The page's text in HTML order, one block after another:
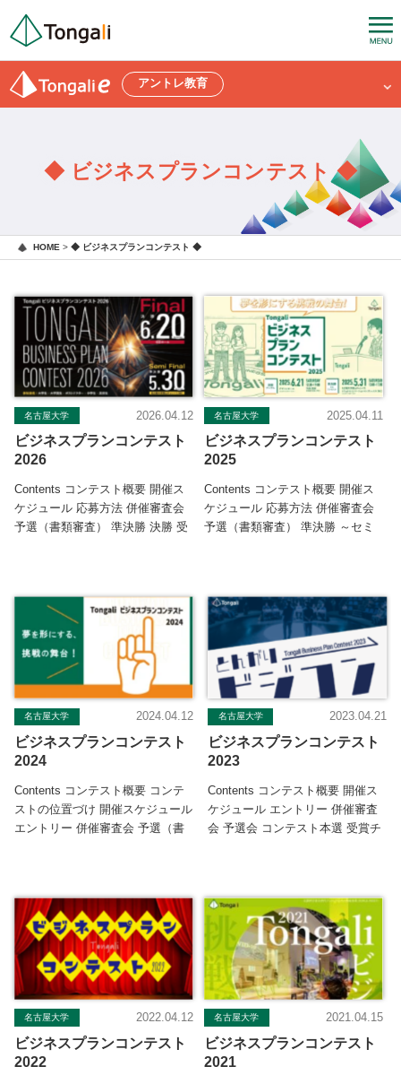
アントレ教育
◆ ビジネスプランコンテスト ◆
HOME > ◆ ビジネスプランコンテスト ◆
名古屋大学 2026.04.12
ビジネスプランコンテスト
2026
Contents コンテスト概要 開催ス
ケジュール 応募方法 併催審査会
予選（書類審査） 準決勝 決勝 受
名古屋大学 2025.04.11
ビジネスプランコンテスト
2025
Contents コンテスト概要 開催ス
ケジュール 応募方法 併催審査会
予選（書類審査） 準決勝 ～セミ
名古屋大学 2024.04.12
ビジネスプランコンテスト
2024
Contents コンテスト概要 コンテ
ストの位置づけ 開催スケジュール
エントリー 併催審査会 予選（書
名古屋大学 2023.04.21
ビジネスプランコンテスト
2023
Contents コンテスト概要 開催ス
ケジュール エントリー 併催審査
会 予選会 コンテスト本選 受賞チ
名古屋大学 2022.04.12
ビジネスプランコンテスト
2022
名古屋大学 2021.04.15
ビジネスプランコンテスト
2021